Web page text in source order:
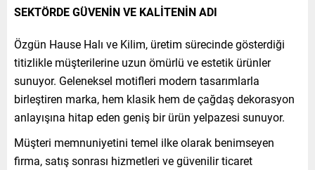
SEKTÖRDE GÜVENİN VE KALİTENİN ADI
Özgün Hause Halı ve Kilim, üretim sürecinde gösterdiği
titizlikle müşterilerine uzun ömürlü ve estetik ürünler
sunuyor. Geleneksel motifleri modern tasarımlarla
birleştiren marka, hem klasik hem de çağdaş dekorasyon
anlayışına hitap eden geniş bir ürün yelpazesi sunuyor.
Müşteri memnuniyetini temel ilke olarak benimseyen
firma, satış sonrası hizmetleri ve güvenilir ticaret